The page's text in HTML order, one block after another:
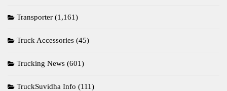
Transporter (1,161)
Truck Accessories (45)
Trucking News (601)
TruckSuvidha Info (111)